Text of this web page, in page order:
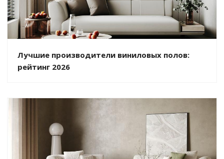
Лучшие производители виниловых полов:
рейтинг 2026